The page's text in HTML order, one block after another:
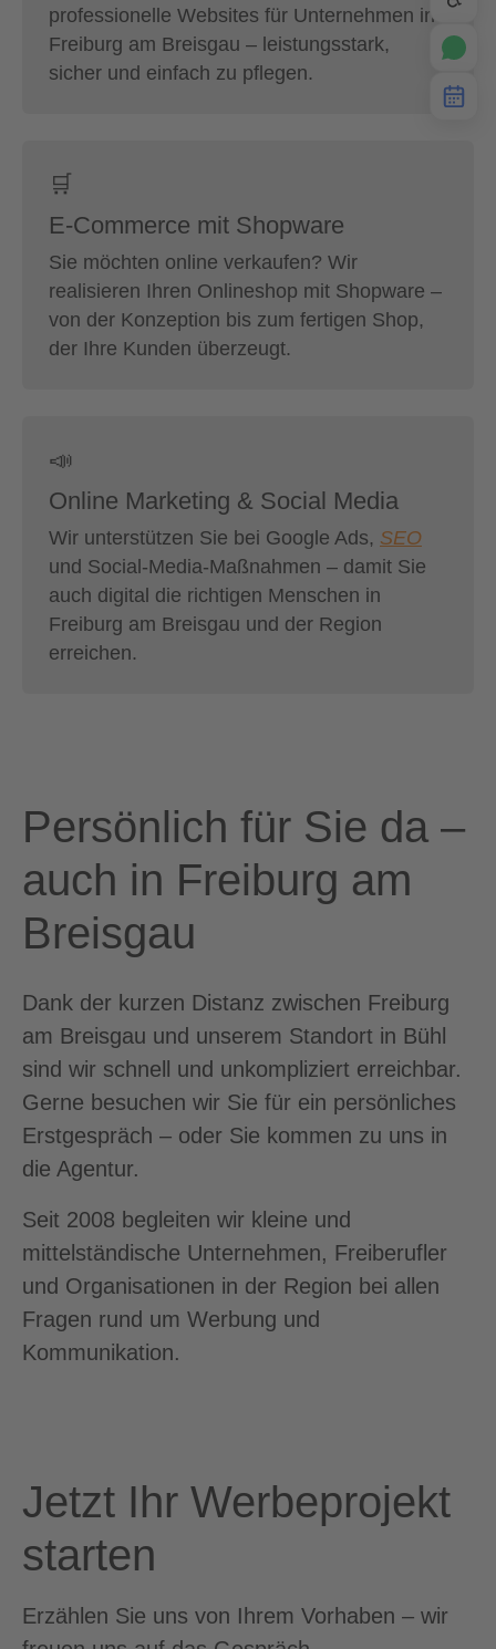
professionelle Websites für Unternehmen in
Freiburg am Breisgau – leistungsstark,
sicher und einfach zu pflegen.
🛒
E-Commerce mit Shopware
Sie möchten online verkaufen? Wir
realisieren Ihren Onlineshop mit Shopware –
von der Konzeption bis zum fertigen Shop,
der Ihre Kunden überzeugt.
📣
Online Marketing & Social Media
Wir unterstützen Sie bei Google Ads, SEO
und Social-Media-Maßnahmen – damit Sie
auch digital die richtigen Menschen in
Freiburg am Breisgau und der Region
erreichen.
Persönlich für Sie da –
auch in Freiburg am
Breisgau
Dank der kurzen Distanz zwischen Freiburg
am Breisgau und unserem Standort in Bühl
sind wir schnell und unkompliziert erreichbar.
Gerne besuchen wir Sie für ein persönliches
Erstgespräch – oder Sie kommen zu uns in
die Agentur.
Seit 2008 begleiten wir kleine und
mittelständische Unternehmen, Freiberufler
und Organisationen in der Region bei allen
Fragen rund um Werbung und
Kommunikation.
Jetzt Ihr Werbeprojekt
starten
Erzählen Sie uns von Ihrem Vorhaben – wir